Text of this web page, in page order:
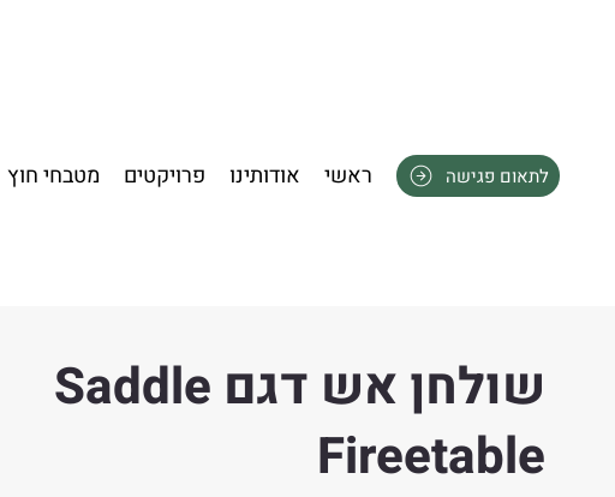
ראשי אודותינו פרויקטים מטבחי חוץ לתאום פגישה
שולחן אש דגם Saddle
Fireetable